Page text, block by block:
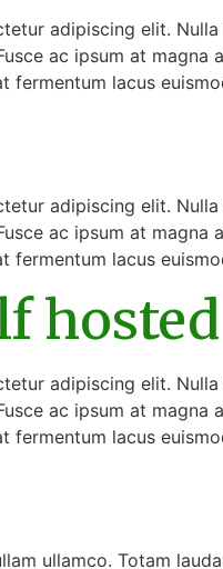
adipiscing elit.
ac ipsum at
fermentum lacus
adipiscing elit.
ac ipsum at
fermentum lacus
adipiscing elit.
ac ipsum at
fermentum lacus
ullamco. Totam